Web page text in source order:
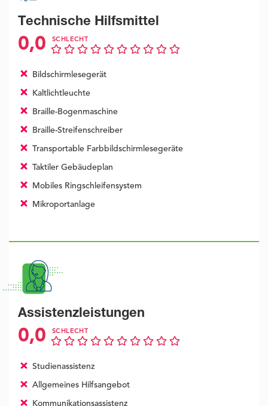
Technische Hilfsmittel
0,0 SCHLECHT
Bildschirmlesegerät
Kaltlichtleuchte
Braille-Bogenmaschine
Braille-Streifenschreiber
Transportable Farbbildschirmlesegeräte
Taktiler Gebäudeplan
Mobiles Ringschleifensystem
Mikroportanlage
Assistenzleistungen
0,0 SCHLECHT
Studienassistenz
Allgemeines Hilfsangebot
Kommunikationsassistenz